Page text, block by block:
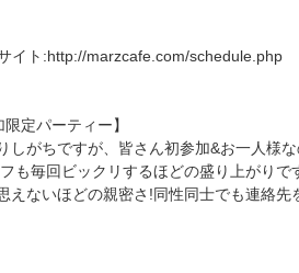
イト:http://marzcafe.com/schedule.php
限定パーティー】
しがちですが、皆さん初参加&お一人様
も毎回ビックリするほどの盛り上がり
えないほどの親密さ!同性同士でも連絡先